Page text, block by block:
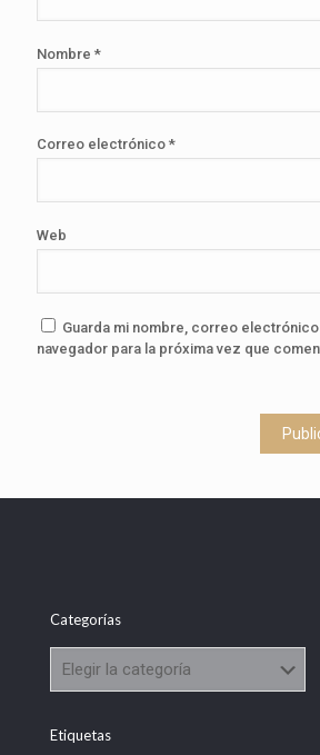
Nombre *
Correo electrónico *
Web
Guarda mi nombre, correo
navegador para la próxima vez que
Categorías
Etiquetas